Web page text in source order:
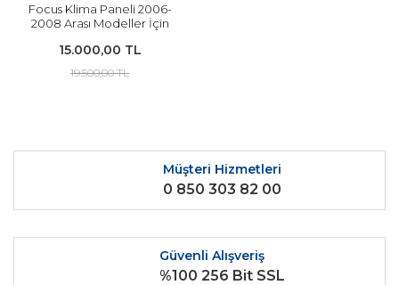
Focus Klima Paneli 2006-
2008 Arası Modeller İçin
15.000,00 TL
19.500,00 TL
Müşteri Hizmetleri
0 850 303 82 00
Güvenli Alışveriş
%100 256 Bit SSL